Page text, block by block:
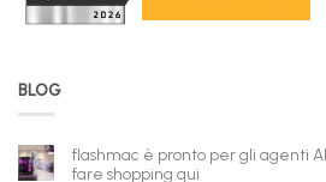
BLOG
flashmac è pronto per gli agenti
fare shopping qui